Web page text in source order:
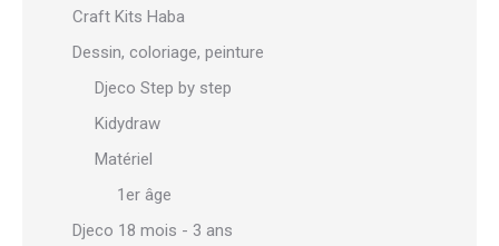
Craft Kits Haba
Dessin, coloriage, peinture
Djeco Step by step
Kidydraw
Matériel
1er âge
Djeco 18 mois - 3 ans